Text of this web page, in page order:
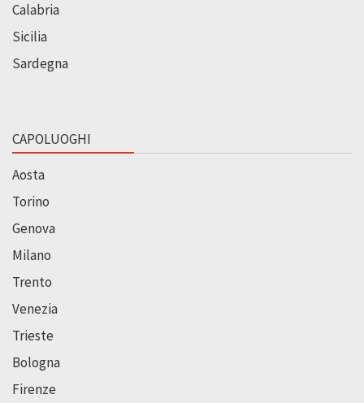
Calabria
Sicilia
Sardegna
CAPOLUOGHI
Aosta
Torino
Genova
Milano
Trento
Venezia
Trieste
Bologna
Firenze